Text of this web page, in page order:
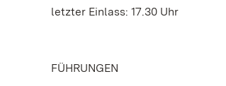
letzter Einlass: 17.30 Uhr
FÜHRUNGEN